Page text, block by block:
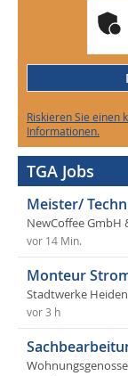
Riskieren Sie einen
Informationen.
TGA Jobs
Meister/
NewCoffee GmbH
vor 14 Min.
Monteur
Stadtwerke
vor 3 h